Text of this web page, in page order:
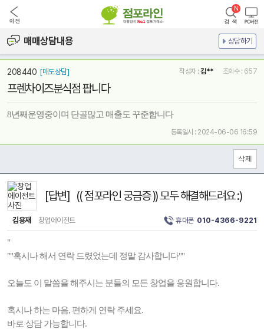
매매상담내용 상담하기
208440 [매도상담] 작성자 : 김** 조회수 : 657
프렌차이즈분식점 팝니다
8년째운영중이며 단골많고 매출도 꾸준합니다
등록일시 : 2024-06-06 16:59
[답변] (( 점포라인 궁금증 )) 모두 해결해드려요 :)
김용재 창업에이전트 휴대폰 010-4366-9221
"
""혹시나 해서 연락 드렸었는데 정말 감사합니다""
오늘도 이 말씀을 해주시는 분들의 모든 창업을 응원합니다.
혹시나 하는 마음, 편하게 연락 주세요.
바로 상담 가능합니다.